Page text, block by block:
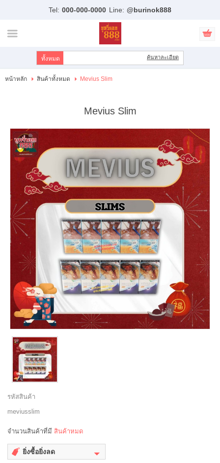
สมัครสมาชิก
สินค้าที่สนใจ ( 0 )
แบรนด์
บัญชีผู้ใช้
ขั้นตอนการสั่งซื้อ
แจ้งชำระเงิน
Tel: 000-000-0000 Line: @burinok888
ค้นหาละเอียด
หน้าหลัก สินค้าทั้งหมด Mevius Slim
Mevius Slim
รหัสสินค้า
meviusslim
จำนวนสินค้าที่มี สินค้าหมด
ยิ่งซื้อยิ่งลด